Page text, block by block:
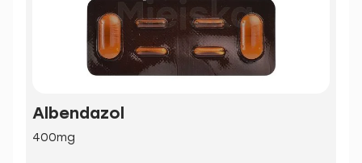
Albendazol
400mg